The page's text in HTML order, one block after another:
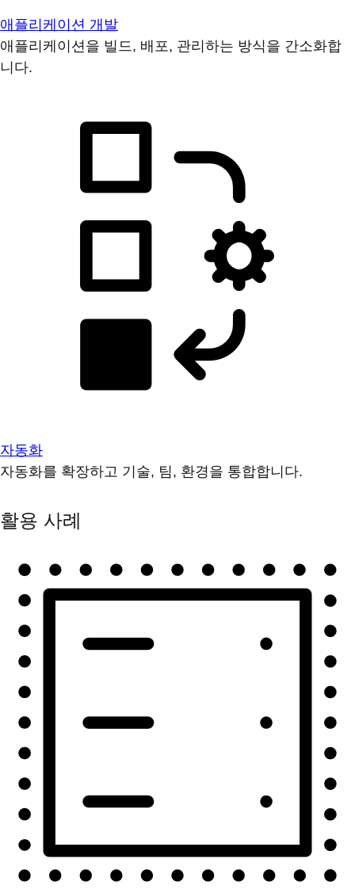
애플리케이션 개발
애플리케이션을 빌드, 배포, 관리하는 방식을 간소화합
니다.
자동화
자동화를 확장하고 기술, 팀, 환경을 통합합니다.
활용 사례